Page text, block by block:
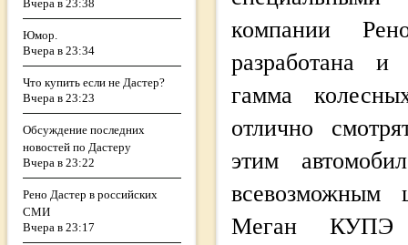
Вчера в 23:38
Юмор.
Вчера в 23:34
Что купить если не Дастер?
Вчера в 23:23
Обсуждение последних
новостей по Дастеру
Вчера в 23:22
Рено Дастер в российских
СМИ
Вчера в 23:17
компании
разработана и
гамма
отлично
этим
всевозможным
Меган КУПЭ